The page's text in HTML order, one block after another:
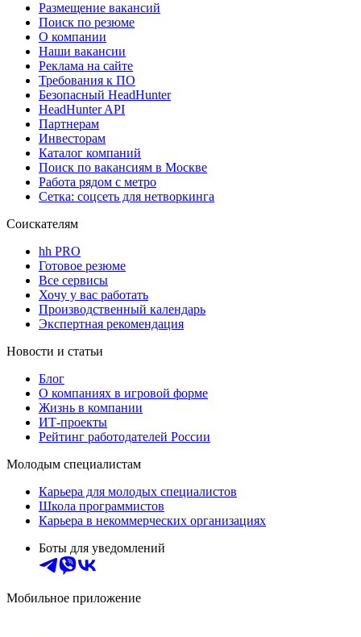
Размещение вакансий
Поиск по резюме
О компании
Наши вакансии
Реклама на сайте
Требования к ПО
Безопасный HeadHunter
HeadHunter API
Партнерам
Инвесторам
Каталог компаний
Поиск по вакансиям в Москве
Работа рядом с метро
Сетка: соцсеть для нетворкинга
Соискателям
hh PRO
Готовое резюме
Все сервисы
Хочу у вас работать
Производственный календарь
Экспертная рекомендация
Новости и статьи
Блог
О компаниях в игровой форме
Жизнь в компании
ИТ-проекты
Рейтинг работодателей России
Молодым специалистам
Карьера для молодых специалистов
Школа программистов
Карьера в некоммерческих организациях
Боты для уведомлений
Мобильное приложение